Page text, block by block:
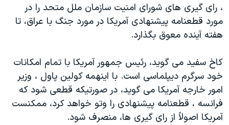
ویدیوها
فرهنگ و زندگی
اقتصادی
علم و فناوری
اسرائیل در جنگ
گالری عکس
بایگانی برنامه‌های تلویزیونی
مستندها
حمله جمهوری اسلامی به اسرائیل
رمز مهسا
ورزش زنان در ایران
اعتراضات زن، زندگی، آزادی
دنبال کنید
زبانهای مختلف
، رای گيری های شورای امنيت سازمان ملل متحد را در
مورد قطعنامه پيشنهادی آمريکا در مورد جنگ با عراق، تا
هفته آينده معوق بگذارد.
کاخ سفيد می گويد، رئيس جمهور آمريکا با تمام امکانات
خود سرگرم ديپلماسی است. با اينهمه کولين پاول ، وزير
امور خارجه آمريکا می گويد، در صورتيکه قطعی شود که
فرانسه ، قطعنامه پيشنهادی را وتو خواهد کرد، ممکنست
آمريکا اصولاً از رای گيری ها، منصرف شود.